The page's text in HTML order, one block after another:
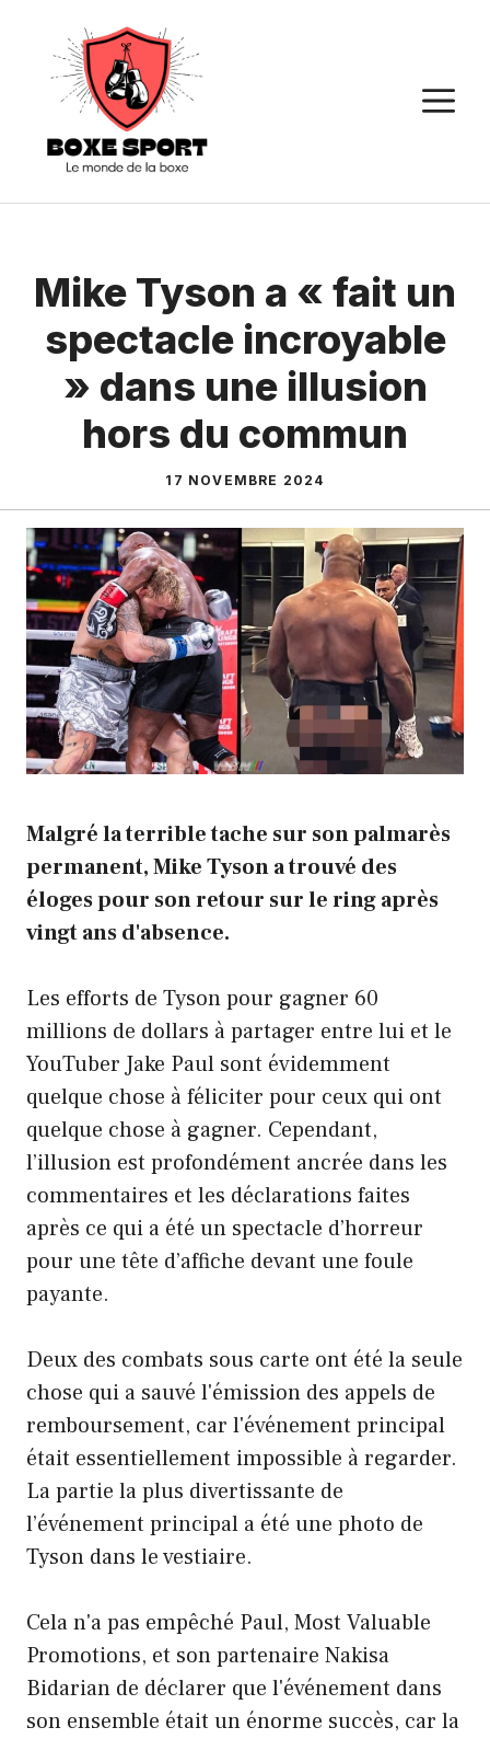
contenu
Mike Tyson a « fait un
spectacle incroyable
» dans une illusion
hors du commun
17 NOVEMBRE 2024
Malgré la terrible tache sur son palmarès
permanent, Mike Tyson a trouvé des
éloges pour son retour sur le ring après
vingt ans d'absence.
Les efforts de Tyson pour gagner 60
millions de dollars à partager entre lui et le
YouTuber Jake Paul sont évidemment
quelque chose à féliciter pour ceux qui ont
quelque chose à gagner. Cependant,
l’illusion est profondément ancrée dans les
commentaires et les déclarations faites
après ce qui a été un spectacle d’horreur
pour une tête d’affiche devant une foule
payante.
Deux des combats sous carte ont été la seule
chose qui a sauvé l'émission des appels de
remboursement, car l'événement principal
était essentiellement impossible à regarder.
La partie la plus divertissante de
l’événement principal a été une photo de
Tyson dans le vestiaire.
Cela n'a pas empêché Paul, Most Valuable
Promotions, et son partenaire Nakisa
Bidarian de déclarer que l'événement dans
son ensemble était un énorme succès, car la